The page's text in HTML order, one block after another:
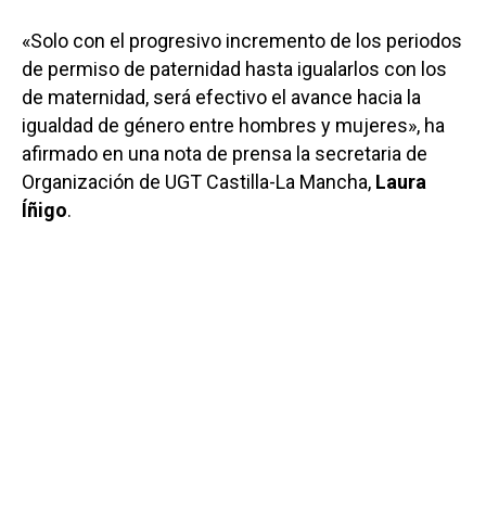
«Solo con el progresivo incremento de los periodos
de permiso de paternidad hasta igualarlos con los
de maternidad, será efectivo el avance hacia la
igualdad de género entre hombres y mujeres», ha
afirmado en una nota de prensa la secretaria de
Organización de UGT Castilla-La Mancha, Laura
Íñigo.